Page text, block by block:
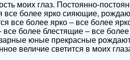
моих глаз. Постоянно-
все более ярко сияющие,
все более ярко – все более
все более блестящие – все
юные прекрасные
величие светится в моих